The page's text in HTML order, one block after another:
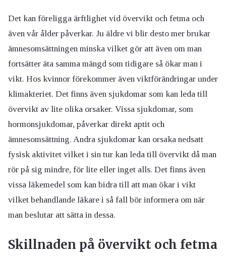
Det kan föreligga ärftlighet vid övervikt och fetma och
även vår ålder påverkar. Ju äldre vi blir desto mer brukar
ämnesomsättningen minska vilket gör att även om man
fortsätter äta samma mängd som tidigare så ökar man i
vikt. Hos kvinnor förekommer även viktförändringar under
klimakteriet. Det finns även sjukdomar som kan leda till
övervikt av lite olika orsaker. Vissa sjukdomar, som
hormonsjukdomar, påverkar direkt aptit och
ämnesomsättning. Andra sjukdomar kan orsaka nedsatt
fysisk aktivitet vilket i sin tur kan leda till övervikt då man
rör på sig mindre, för lite eller inget alls. Det finns även
vissa läkemedel som kan bidra till att man ökar i vikt
vilket behandlande läkare i så fall bör informera om när
man beslutar att sätta in dessa.
Skillnaden på övervikt och fetma